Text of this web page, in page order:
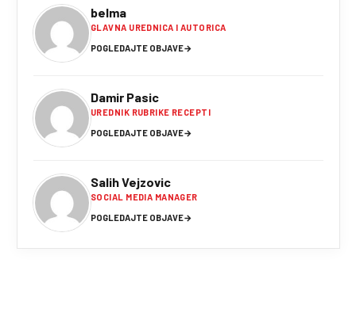
belma
GLAVNA UREDNICA I AUTORICA
POGLEDAJTE OBJAVE→
Damir Pasic
UREDNIK RUBRIKE RECEPTI
POGLEDAJTE OBJAVE→
Salih Vejzovic
SOCIAL MEDIA MANAGER
POGLEDAJTE OBJAVE→